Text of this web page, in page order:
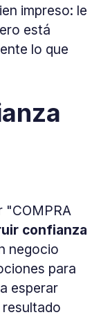
impreso: le
está
lo que
"COMPRA
confianza
negocio
para
esperar
resultado